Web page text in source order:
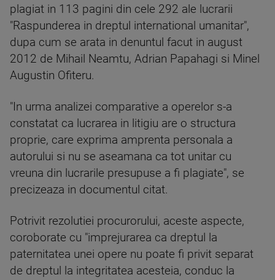
plagiat in 113 pagini din cele 292 ale lucrarii
"Raspunderea in dreptul international umanitar",
dupa cum se arata in denuntul facut in august
2012 de Mihail Neamtu, Adrian Papahagi si Minel
Augustin Ofiteru.
"In urma analizei comparative a operelor s-a
constatat ca lucrarea in litigiu are o structura
proprie, care exprima amprenta personala a
autorului si nu se aseamana ca tot unitar cu
vreuna din lucrarile presupuse a fi plagiate", se
precizeaza in documentul citat.
Potrivit rezolutiei procurorului, aceste aspecte,
coroborate cu "imprejurarea ca dreptul la
paternitatea unei opere nu poate fi privit separat
de dreptul la integritatea acesteia, conduc la